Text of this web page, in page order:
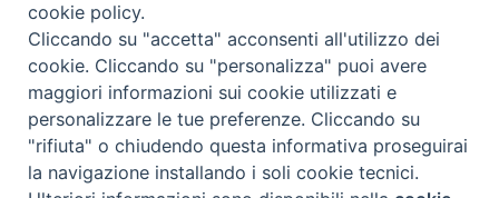
Diocesi di Assisi - Nocera Umbra - Gualdo
Tadino
P.zza Vescovado 3, 06081 Assisi (PG)
@2017
cookie policy.
Cliccando su "accetta" acconsenti all'utilizzo dei
cookie. Cliccando su "personalizza" puoi avere
maggiori informazioni sui cookie utilizzati e
personalizzare le tue preferenze. Cliccando su
"rifiuta" o chiudendo questa informativa proseguirai
la navigazione installando i soli cookie tecnici.